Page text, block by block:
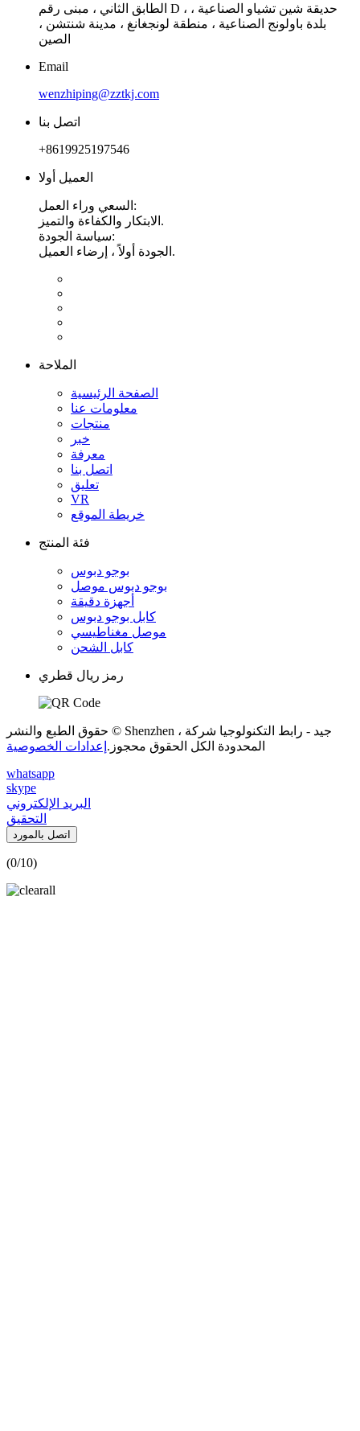
الطابق الثاني ، مبنى رقم D ، حديقة شين تشياو الصناعية ،
بلدة باولونج الصناعية ، منطقة لونجغانغ ، مدينة شنتشن ،
الصين
Email
wenzhiping@zztkj.com
اتصل بنا
+8619925197546
العميل أولا
السعي وراء العمل:
الابتكار والكفاءة والتميز.
سياسة الجودة:
الجودة أولاً ، إرضاء العميل.
الملاحة
الصفحة الرئيسية
معلومات عنا
منتجات
خبر
معرفة
اتصل بنا
تعليق
VR
خريطة الموقع
فئة المنتج
بوجو دبوس
بوجو دبوس موصل
أجهزة دقيقة
كابل بوجو دبوس
موصل مغناطيسي
كابل الشحن
رمز ريال قطري
حقوق الطبع والنشر © Shenzhen جيد - رابط التكنولوجيا شركة ،
المحدودة الكل الحقوق محجوز. إعدادات الخصوصية
whatsapp
skype
البريد الإلكتروني
التحقيق
اتصل بالمورد
(0/10)